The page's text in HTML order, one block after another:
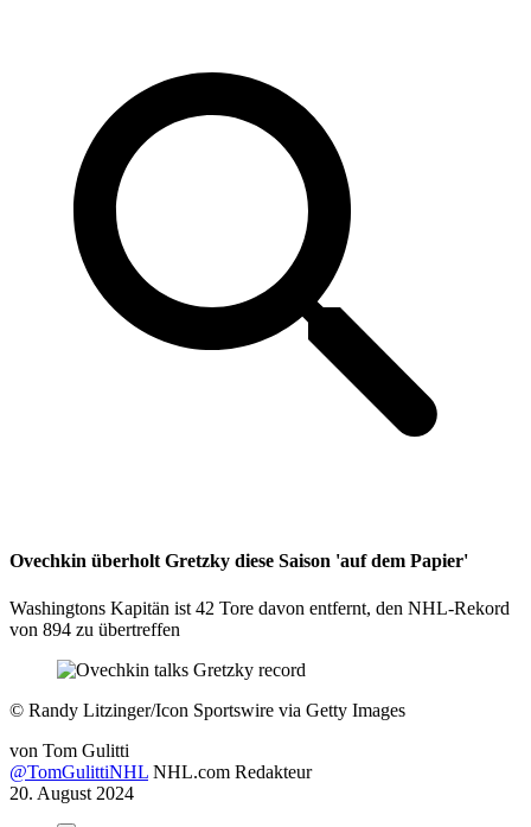
Ovechkin überholt Gretzky diese Saison 'auf dem Papier'
Washingtons Kapitän ist 42 Tore davon entfernt, den NHL-Rekord
von 894 zu übertreffen
© Randy Litzinger/Icon Sportswire via Getty Images
von Tom Gulitti
@TomGulittiNHL NHL.com Redakteur
20. August 2024